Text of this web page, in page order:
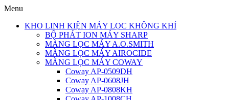
Menu
KHO LINH KIỆN MÁY LỌC KHÔNG KHÍ
BỘ PHÁT ION MÁY SHARP
MÀNG LỌC MÁY A.O.SMITH
MÀNG LỌC MÁY AIROCIDE
MÀNG LỌC MÁY COWAY
Coway AP-0509DH
Coway AP-0608JH
Coway AP-0808KH